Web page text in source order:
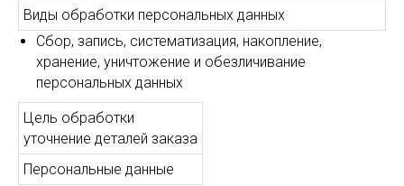
Виды обработки персональных данных
Сбор, запись, систематизация, накопление,
хранение, уничтожение и обезличивание
персональных данных
Цель обработки
уточнение деталей заказа
Персональные данные